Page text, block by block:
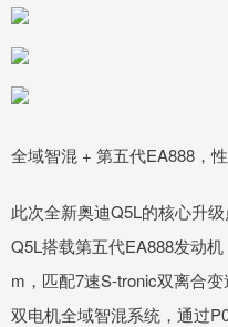
全域智混 + 第五代EA888，
此次全新奥迪Q5L的核心升
Q5L搭载第五代EA888发动
m，匹配7速S-tronic双离合
双电机全域智混系统，通过